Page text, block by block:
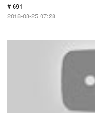
# 691
2018-08-25 07:28